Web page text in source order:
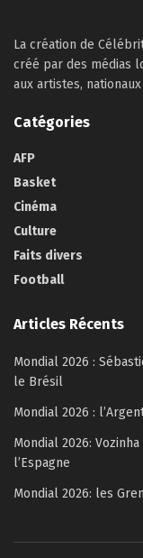
La création de
créé par des médias
aux artistes,
Catégories
AFP
Basket
Cinéma
Culture
Faits divers
Football
Articles Récents
Mondial 2026 :
le Brésil
Mondial 2026 :
Mondial 2026:
l’Espagne
Mondial 2026: les